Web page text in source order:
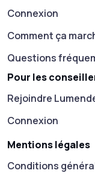
Connexion
Comment ça
Questions
Pour les
Rejoindre
Connexion
Mentions légales
Conditions